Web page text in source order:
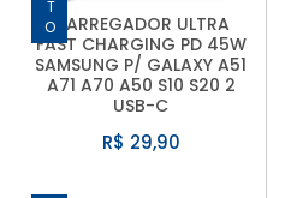
CARREGADOR ULTRA
FAST CHARGING PD 45W
SAMSUNG P/ GALAXY A51
A71 A70 A50 S10 S20 2
USB-C
R$ 29,90